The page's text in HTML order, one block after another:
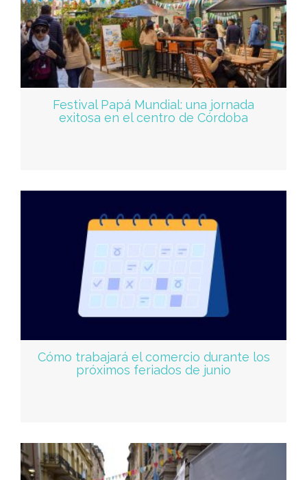
Festival Papá Mundial: una jornada
exitosa en el centro de Córdoba
Cómo trabajará el comercio durante los
próximos feriados de junio